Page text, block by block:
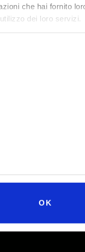
che hai fornito
dei loro servizi.
OK